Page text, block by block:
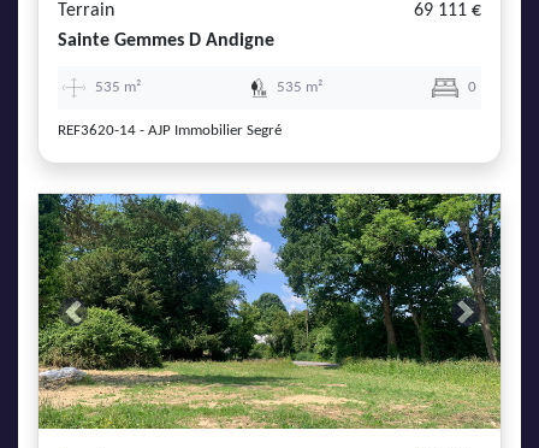
Terrain
69 111 €
Sainte Gemmes D Andigne
535 m² 535 m² 0
REF3620-14 - AJP Immobilier Segré
Previous Next